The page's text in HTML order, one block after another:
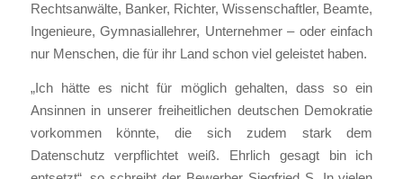
Rechtsanwälte, Banker, Richter, Wissenschaftler, Beamte,
Ingenieure, Gymnasiallehrer, Unternehmer – oder einfach
nur Menschen, die für ihr Land schon viel geleistet haben.
„Ich hätte es nicht für möglich gehalten, dass so ein
Ansinnen in unserer freiheitlichen deutschen Demokratie
vorkommen könnte, die sich zudem stark dem
Datenschutz verpflichtet weiß. Ehrlich gesagt bin ich